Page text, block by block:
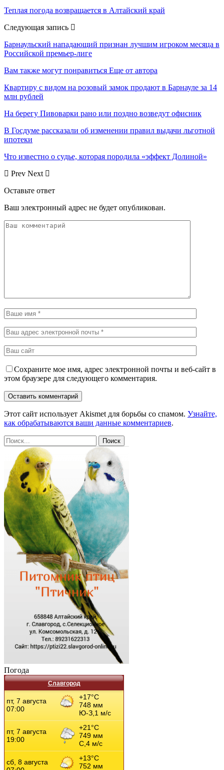
Теплая погода возвращается в Алтайский край
Следующая запись
Барнаульский нападающий признан лучшим игроком месяца в
Российской премьер-лиге
Вам также могут понравиться Еще от автора
Квартиру с видом на розовый замок продают в Барнауле за 14
млн рублей
На берегу Пивоварки рано или поздно возведут офисник
В Госдуме рассказали об изменении правил выдачи льготной
ипотеки
Что известно о судье, которая породила «эффект Долиной»
Prev Next
Оставьте ответ
Ваш электронный адрес не будет опубликован.
Сохраните мое имя, адрес электронной почты и веб-сайт в
этом браузере для следующего комментария.
Этот сайт использует Akismet для борьбы со спамом. Узнайте,
как обрабатываются ваши данные комментариев.
Погода
Славгород